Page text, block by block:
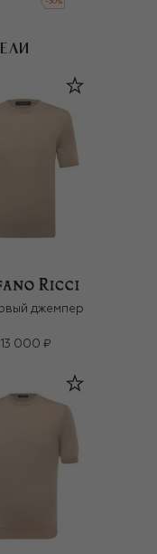
-30%
джемпер
000 ₽